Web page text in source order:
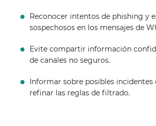
Reconocer intentos de phishing y
sospechosos en los mensajes de
Evite compartir información
de canales no seguros.
Informar sobre posibles incidentes
refinar las reglas de filtrado.